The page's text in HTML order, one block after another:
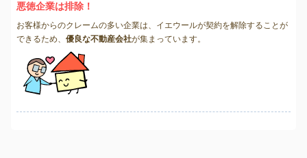
悪徳企業は排除！
お客様からのクレームの多い企業は、イエウールが契約を解除することが
できるため、 優良な不動産会社が集まっています。